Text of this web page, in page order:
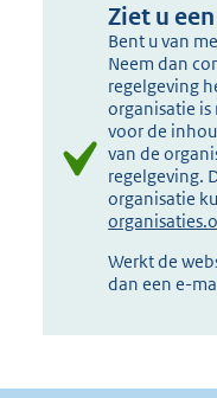
Ziet u
Bent u van
Neem dan
regelgeving
organisatie
voor de
van de
regelgeving.
organisatie
Werkt de
dan een e-